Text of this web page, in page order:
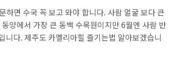
하면 수국 꼭 보고 와야 합니다. 사람 얼굴 보다 큰
양에서 가장 큰 동백 수목원이지만 6월엔 사람 반
니다. 제주도 카멜리아힐 즐기는법 알아보겠습니